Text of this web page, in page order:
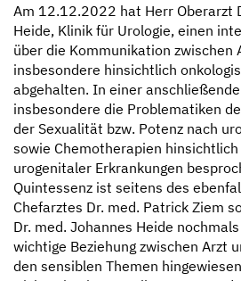
Am 12.12.2022 hat Herr Oberarzt
Heide, Klinik für Urologie, einen
über die Kommunikation zwischen
insbesondere hinsichtlich
abgehalten. In einer
insbesondere die Problematiken
der Sexualität bzw. Potenz nach
sowie Chemotherapien
urogenitaler Erkrankungen
Quintessenz ist seitens des
Chefarztes Dr. med. Patrick Ziem
Dr. med. Johannes Heide
wichtige Beziehung zwischen Arzt
den sensiblen Themen